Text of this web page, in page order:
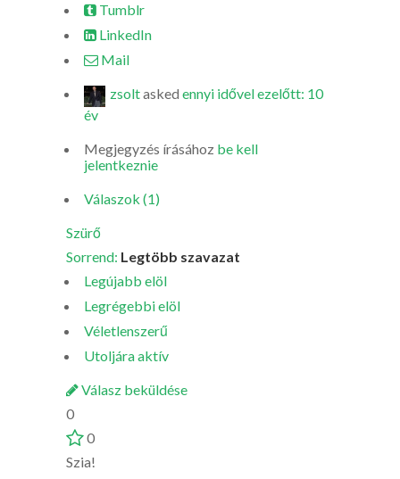
Tumblr
LinkedIn
Mail
zsoltasked ennyi idővel ezelőtt: 10
év
Megjegyzés írásához be kell
jelentkeznie
Válaszok (1)
Szürő
Sorrend: Legtöbb szavazat
Legújabb elöl
Legrégebbi elöl
Véletlenszerű
Utoljára aktív
Válasz beküldése
0
0
Szia!